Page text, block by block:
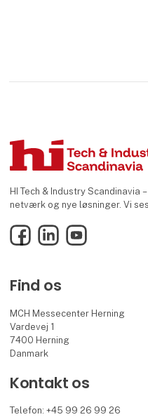
HI Tech & Industry Scandinavia
netværk og nye løsninger. Vi
FacebookLinkedInYouTube
Find os
MCH Messecenter Herning
Vardevej 1
7400 Herning
Danmark
Kontakt os
Telefon: +45 99 26 99 26